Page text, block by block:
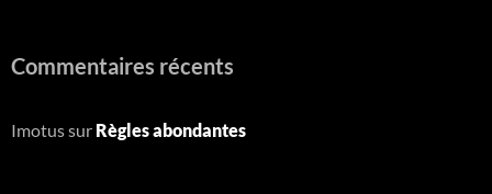
Commentaires récents
Imotussur Règles abondantes